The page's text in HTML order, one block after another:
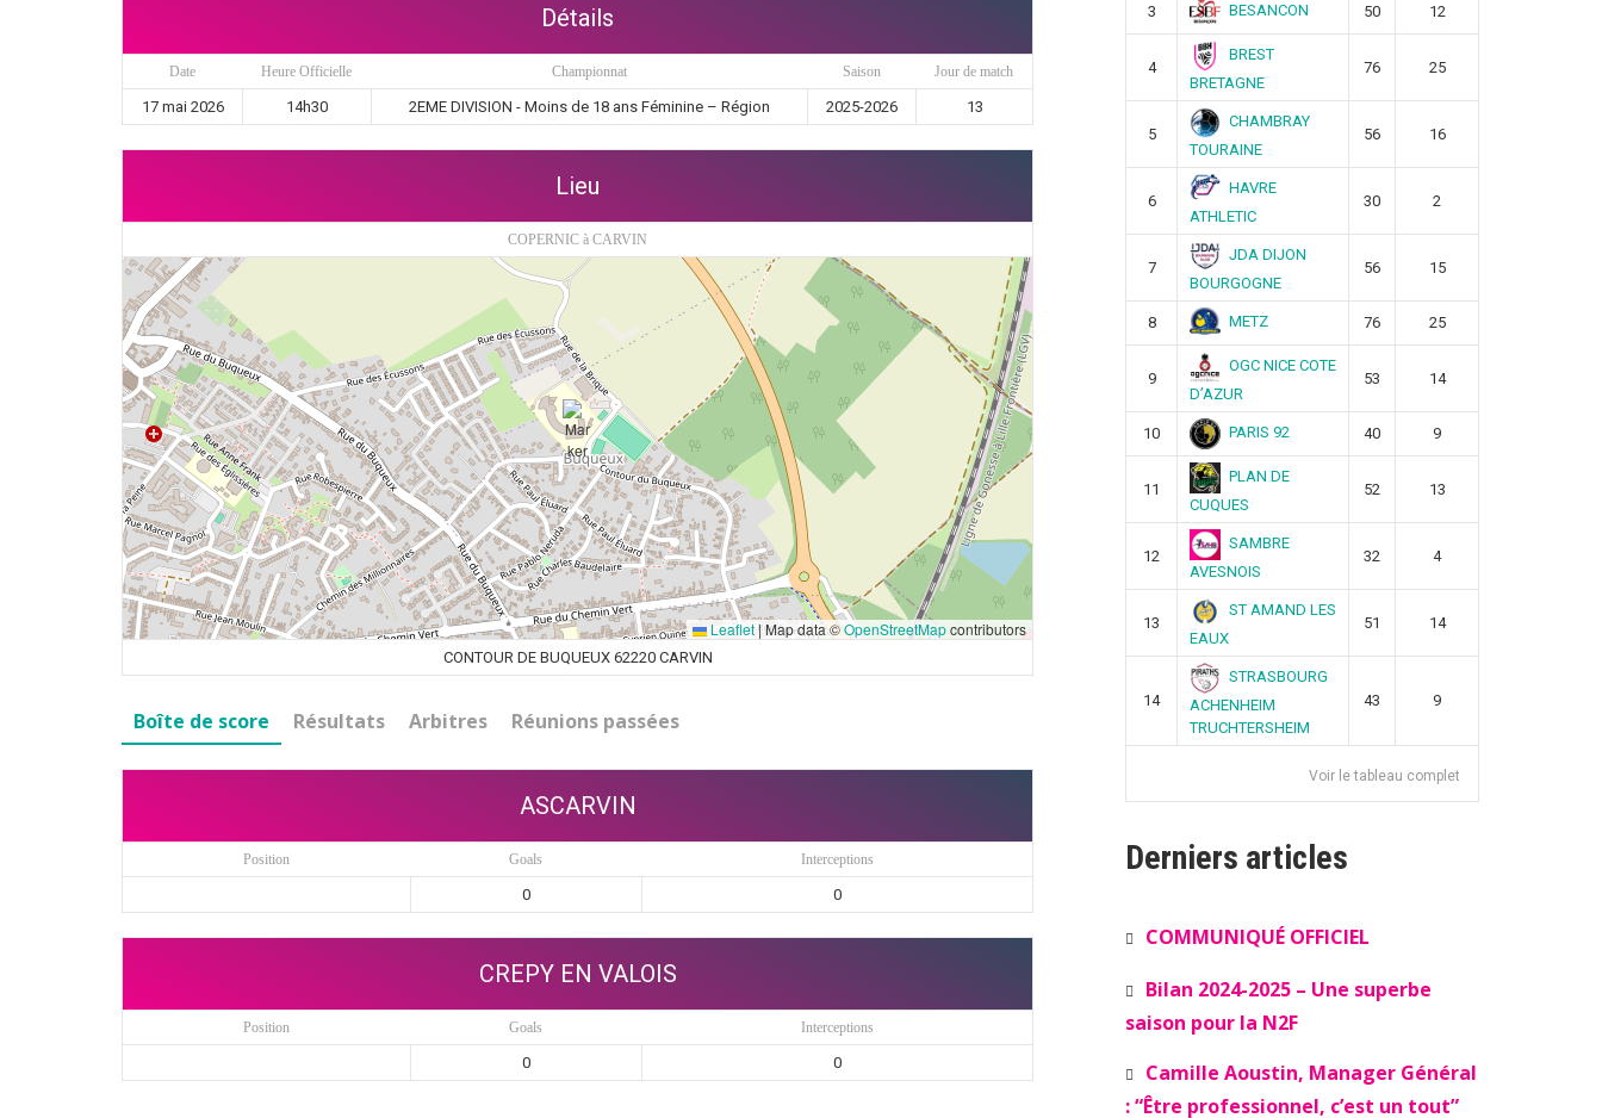
Détails
Date Heure Officielle Championnat Saison Jour de match
17 mai 2026 14h30 2EME DIVISION - Moins de 18 ans Féminine – Région 2025-2026 13
Lieu
COPERNIC à CARVIN
Leaflet|Map data ©OpenStreetMapcontributors
CONTOUR DE BUQUEUX 62220 CARVIN
Boîte de score Résultats Arbitres Réunions passées
ASCARVIN
Position Goals Interceptions
0 0
CREPY EN VALOIS
Position Goals Interceptions
0 0
3 BESANCON 50 12
4
BREST
BRETAGNE
76 25
5
CHAMBRAY
TOURAINE
56 16
6
HAVRE
ATHLETIC
30 2
7
JDA DIJON
BOURGOGNE
56 15
8 METZ 76 25
9
OGC NICE COTE
D’AZUR
53 14
10 PARIS 92 40 9
11
PLAN DE
CUQUES
52 13
12
SAMBRE
AVESNOIS
32 4
13
ST AMAND LES
EAUX
51 14
14
STRASBOURG
ACHENHEIM
TRUCHTERSHEIM
43 9
Voir le tableau complet
Derniers articles
COMMUNIQUÉ OFFICIEL
Bilan 2024-2025 – Une superbe
saison pour la N2F
Camille Aoustin, Manager Général
: “Être professionnel, c’est un tout”